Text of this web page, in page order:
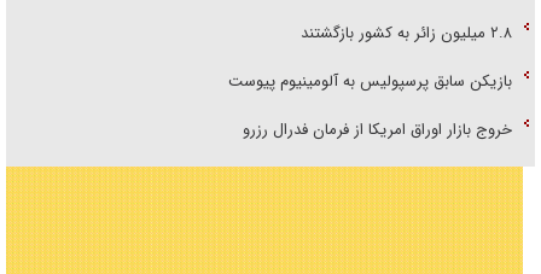
۲.۸ میلیون زائر به کشور بازگشتند
بازیکن سابق پرسپولیس به آلومینیوم پیوست
خروج بازار اوراق امریکا از فرمان فدرال رزرو